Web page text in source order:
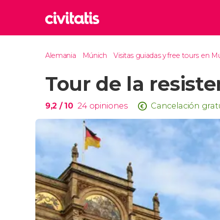
Italia
Reino
Alemania Múnich Visitas guiadas y free tours en
Tour de la
9,2 / 10 24 opiniones Cancelación